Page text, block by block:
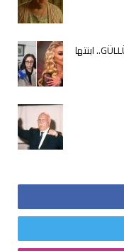
تفاصيل صادمة في وفاة المغنية التركية GÜLLÜ.. ابنتها